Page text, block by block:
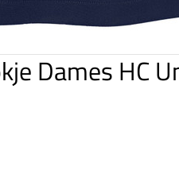
Dames HC